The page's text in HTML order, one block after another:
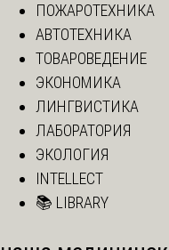
ПОЖАРОТЕХНИКА
АВТОТЕХНИКА
ТОВАРОВЕДЕНИЕ
ЭКОНОМИКА
ЛИНГВИСТИКА
ЛАБОРАТОРИЯ
ЭКОЛОГИЯ
INTELLECT
📚 LIBRARY